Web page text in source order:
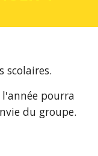
scolaires.
pourra
du groupe.